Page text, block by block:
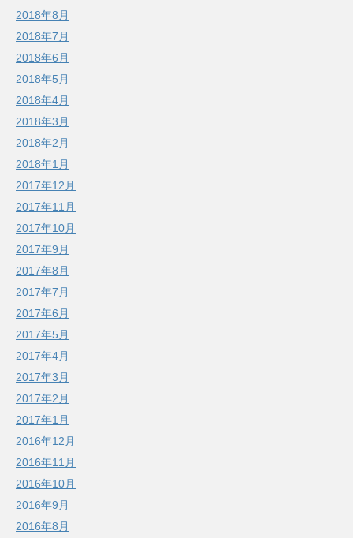
2018年8月
2018年7月
2018年6月
2018年5月
2018年4月
2018年3月
2018年2月
2018年1月
2017年12月
2017年11月
2017年10月
2017年9月
2017年8月
2017年7月
2017年6月
2017年5月
2017年4月
2017年3月
2017年2月
2017年1月
2016年12月
2016年11月
2016年10月
2016年9月
2016年8月